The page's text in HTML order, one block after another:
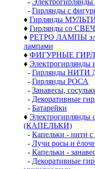
-
- Гирлянды с
♦ Гирлянды
♦ Гирлянды со
♦ РЕТРО ЛАМПЫ
лампами
♦ ФИГУРНЫЕ
♦
- Гирлянды НИТИ
- Гирлянды РОСА
- Занавесы,
- Декоративные
- Батарейки
♦
(КАПЕЛЬКИ)
- Капельки - нити с
- Лучи росы и
- Капельки -
- Декоративные